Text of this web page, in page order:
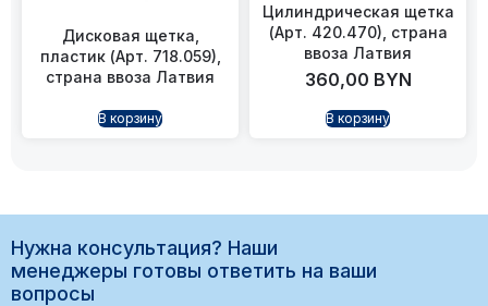
Дисковая щетка,
пластик (Арт. 718.059),
страна ввоза Латвия
В корзину
Цилиндрическая щетка
(Арт. 420.470), страна
ввоза Латвия
360,00 BYN
В корзину
Нужна консультация? Наши
менеджеры готовы ответить на ваши
вопросы